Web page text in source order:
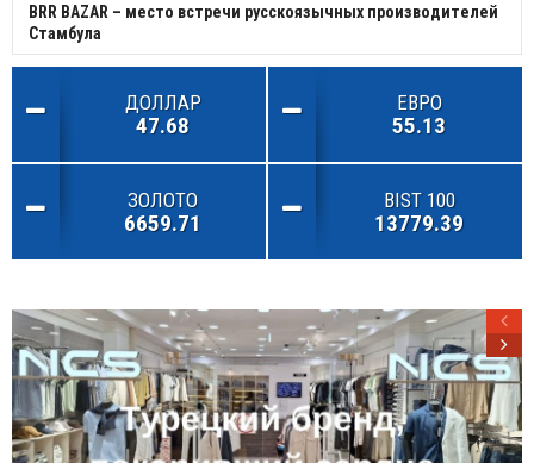
BRR BAZAR – место встречи русскоязычных производителей
Стамбула
ДОЛЛАР
47.68
ЕВРО
55.13
ЗОЛОТО
6659.71
BIST 100
13779.39